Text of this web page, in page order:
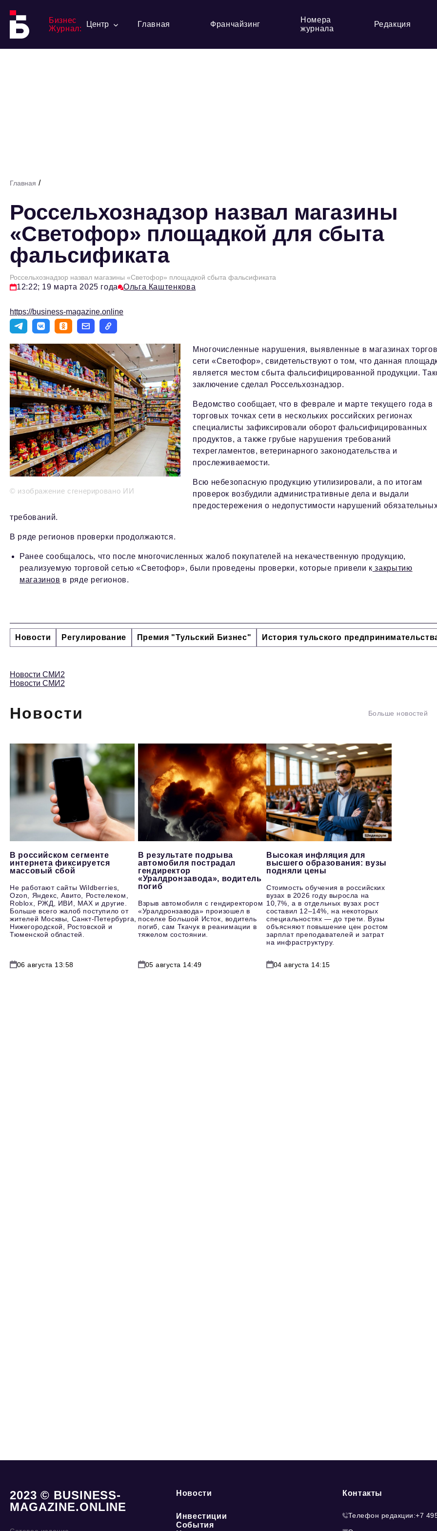
Бизнес
Журнал:
Центр Главная Франчайзинг
Номера
журнала
Редакция
Главная /
Россельхознадзор назвал магазины
«Светофор» площадкой для сбыта
фальсификата
Россельхознадзор назвал магазины «Светофор» площадкой сбыта фальсификата
12:22; 19 марта 2025 года Ольга Каштенкова
https://business-magazine.online
© изображение сгенерировано ИИ
Многочисленные нарушения, выявленные в магазинах
сети «Светофор», свидетельствуют о том, что данная
является местом сбыта фальсифицированной продукции.
заключение сделал Россельхознадзор.
Ведомство сообщает, что в феврале и марте текущего года в
торговых точках сети в нескольких российских регионах
специалисты зафиксировали оборот фальсифицированных
продуктов, а также грубые нарушения требований
техрегламентов, ветеринарного законодательства и
прослеживаемости.
Всю небезопасную продукцию утилизировали, а по итогам
проверок возбудили административные дела и выдали
предостережения о недопустимости нарушений
требований.
В ряде регионов проверки продолжаются.
Ранее сообщалось, что после многочисленных жалоб покупателей на некачественную продукцию,
реализуемую торговой сетью «Светофор», были проведены проверки, которые привели к закрытию
магазинов в ряде регионов.
Новости Регулирование Премия "Тульский Бизнес" История тульского
Новости СМИ2
Новости СМИ2
Новости Больше новостей
В российском сегменте
интернета фиксируется
массовый сбой
Не работают сайты Wildberries,
Ozon, Яндекс, Авито, Ростелеком,
Roblox, РЖД, ИВИ, MAX и другие.
Больше всего жалоб поступило от
жителей Москвы, Санкт-Петербурга,
Нижегородской, Ростовской и
Тюменской областей.
06 августа 13:58
В результате подрыва
автомобиля пострадал
гендиректор
«Уралдронзавода», водитель
погиб
Взрыв автомобиля с гендиректором
«Уралдронзавода» произошел в
поселке Большой Исток, водитель
погиб, сам Ткачук в реанимации в
тяжелом состоянии.
05 августа 14:49
Высокая инфляция для
высшего образования: вузы
подняли цены
Стоимость обучения в российских
вузах в 2026 году выросла на
10,7%, а в отдельных вузах рост
составил 12–14%, на некоторых
специальностях — до трети. Вузы
объясняют повышение цен ростом
зарплат преподавателей и затрат
на инфраструктуру.
04 августа 14:15
2023 © BUSINESS-
MAGAZINE.ONLINE
Новости
Инвестиции
События
Контакты
Телефон редакции:+7